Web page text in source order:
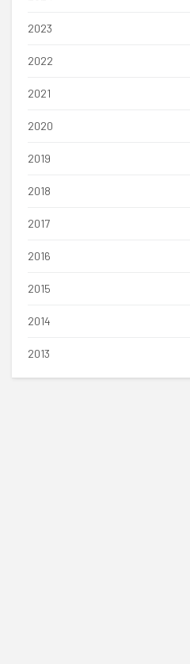
2023
2022
2021
2020
2019
2018
2017
2016
2015
2014
2013